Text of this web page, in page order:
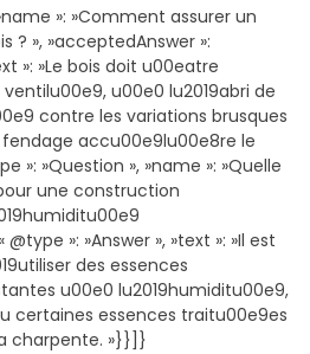
»: »Comment assurer un
? », »acceptedAnswer »:
»: »Le bois doit u00eatre
u00e0 lu2019abri de
contre les variations brusques
accu00e9lu00e8re le
»: »Question », »name »: »Quelle
une construction
»: »Answer », »text »: »Il est
des essences
u00e0 lu2019humiditu00e9,
certaines essences traitu00e9es
charpente. »}}]}